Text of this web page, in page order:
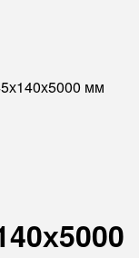
мм